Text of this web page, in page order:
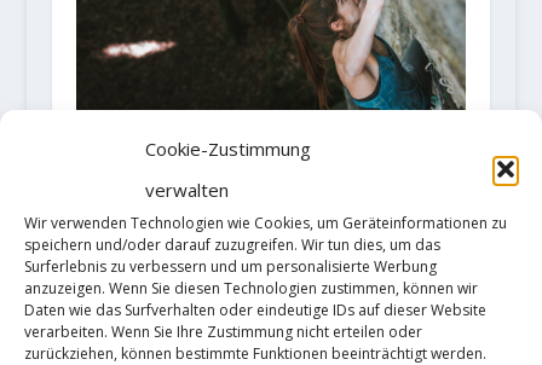
Cookie-Zustimmung
verwalten
Wir verwenden Technologien wie Cookies, um Geräteinformationen zu
speichern und/oder darauf zuzugreifen. Wir tun dies, um das
Surferlebnis zu verbessern und um personalisierte Werbung
anzuzeigen. Wenn Sie diesen Technologien zustimmen, können wir
Daten wie das Surfverhalten oder eindeutige IDs auf dieser Website
verarbeiten. Wenn Sie Ihre Zustimmung nicht erteilen oder
zurückziehen, können bestimmte Funktionen beeinträchtigt werden.
Franziska Dietz punktet
„Headcrash“ (XI-/8c) am
Wasserstein
18. Oktober 2021